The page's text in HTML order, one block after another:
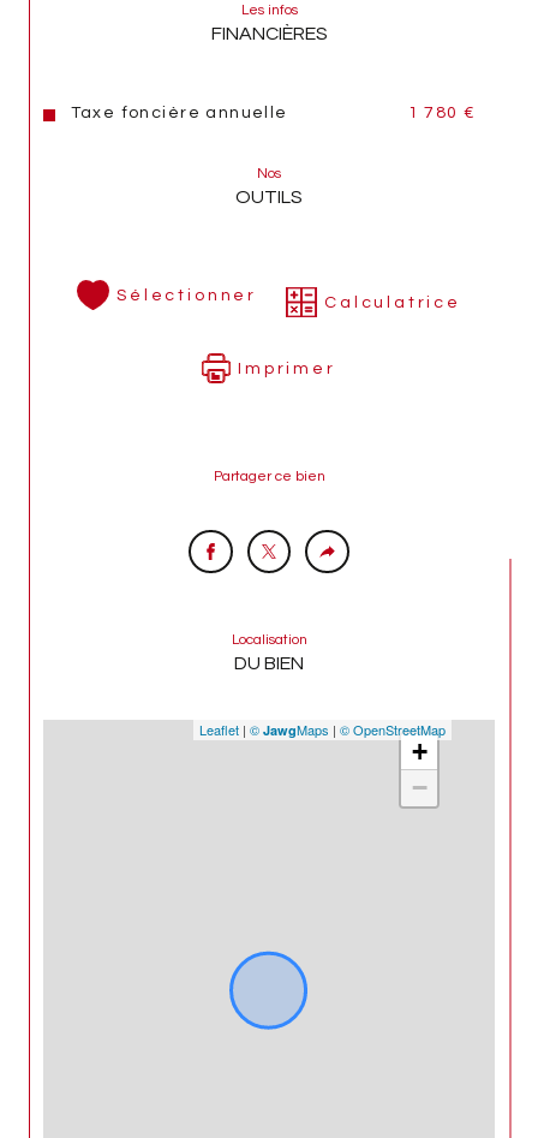
Pour plus de renseignements, merci de bien
Les informations sur les risques auxquels ce bien est
exposé sont disponibles sur le site Géorisques
Les infos
FINANCIÈRES
Taxe foncière annuelle 1 780 €
Nos
OUTILS
Sélectionner Calculatrice
Imprimer
Partager ce bien
Localisation
DU BIEN
+
−
Leaflet | © JawgMaps | © OpenStreetMap